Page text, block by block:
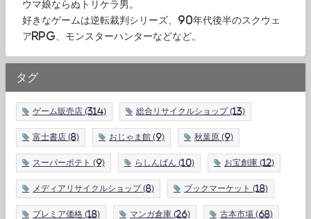
ウマ娘ならぬトリケラ男。
好きなゲームは逆転裁判シリーズ、90年代後半のスクウェ
アRPG、モンスターハンターなどなど。
タグ
ゲーム販売店 (314) 総合リサイクルショップ (13)
富士書店 (8) おじゃま館 (9) 秋葉原 (9)
スーパーポテト (9) らしんばん (10) お宝創庫 (12)
メディアリサイクルショップ (8) ブックマーケット (18)
プレミア価格 (18) マンガ倉庫 (26) 古本市場 (68)